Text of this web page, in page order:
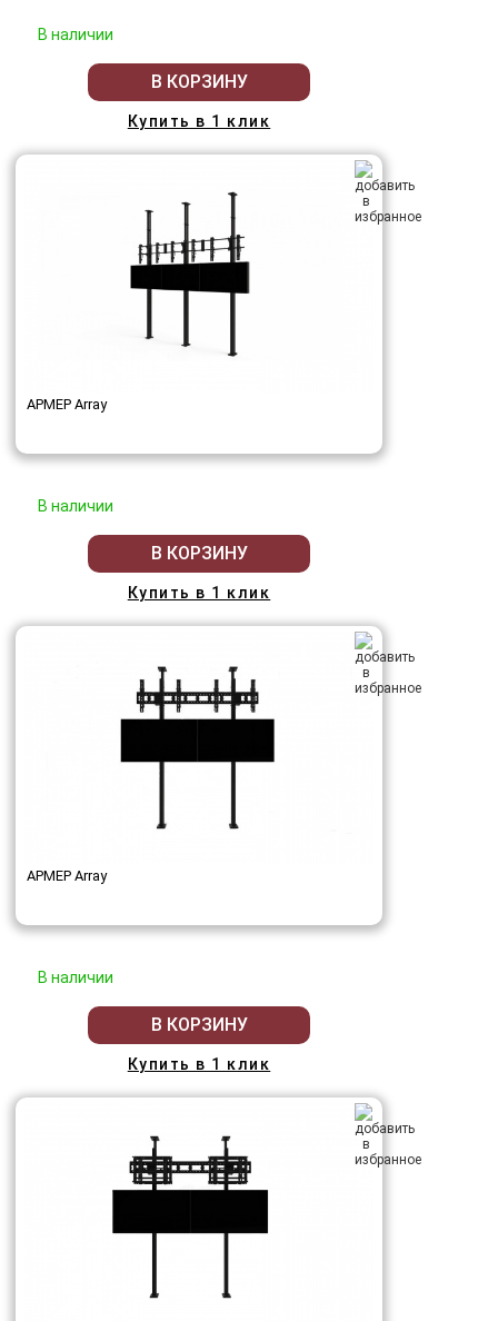
В наличии
В КОРЗИНУ
Купить в 1 клик
АРМЕР Array
В наличии
В КОРЗИНУ
Купить в 1 клик
АРМЕР Array
В наличии
В КОРЗИНУ
Купить в 1 клик